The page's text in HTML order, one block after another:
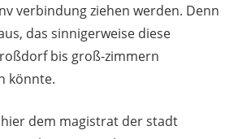
verbindung ziehen werden. Denn
das sinnigerweise diese
bis groß-zimmern
könnte.
dem magistrat der stadt